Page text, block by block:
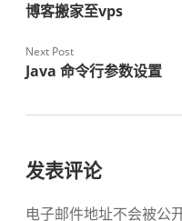
博客搬家至vps
Next Post
Java 命令行参数设置
发表评论
电子邮件地址不会被公开